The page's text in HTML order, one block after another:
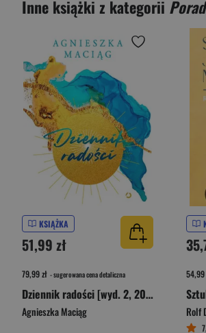
Inne książki z kategorii
KSIĄŻKA
51,99 zł
79,99 zł - sugerowana cena detaliczna
Dziennik radości [wyd. 2, 2024]
Agnieszka Maciąg
54,99
Rolf